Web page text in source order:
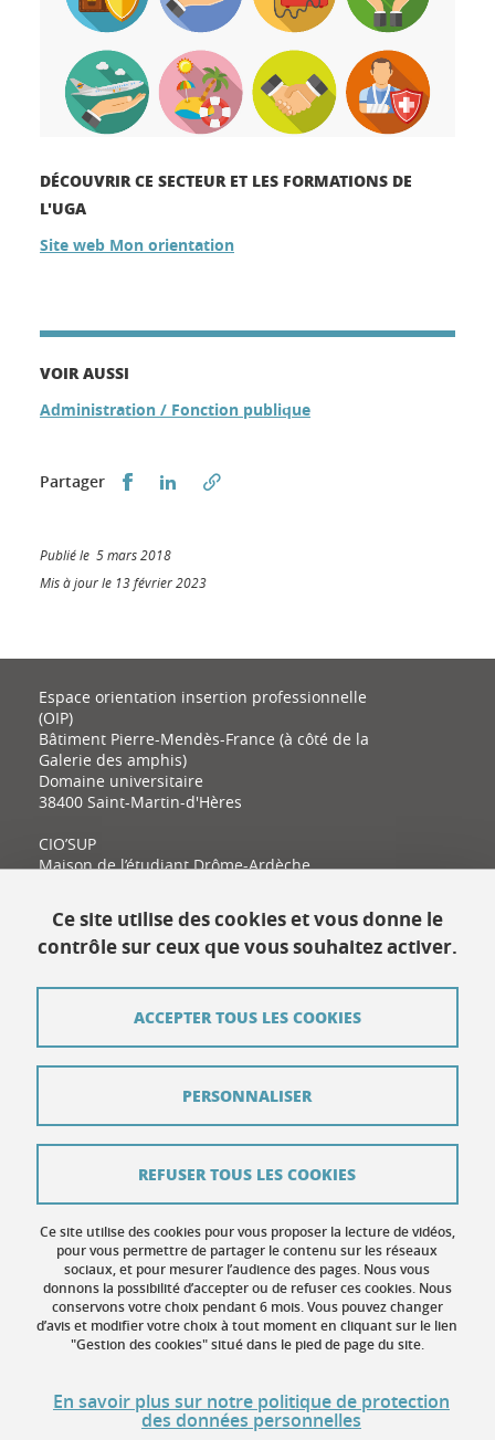
DÉCOUVRIR CE SECTEUR ET LES FORMATIONS DE
L'UGA
Site web Mon orientation
VOIR AUSSI
Administration / Fonction publique
Partager Partager sur Facebook
Partager sur LinkedIn
Publié le 5 mars 2018
Mis à jour le 13 février 2023
Espace orientation insertion professionnelle
(OIP)
Bâtiment Pierre-Mendès-France (à côté de la
Galerie des amphis)
Domaine universitaire
38400 Saint-Martin-d'Hères
CIO’SUP
Maison de l’étudiant Drôme-Ardèche
26000 Valence
Contact
Mentions légales
Contribuer
Gestion des cookies
Accessibilité : non conforme
Ce site utilise des cookies et vous donne le
contrôle sur ceux que vous souhaitez activer.
Ce site utilise des cookies pour vous proposer la lecture de vidéos,
pour vous permettre de partager le contenu sur les réseaux
sociaux, et pour mesurer l’audience des pages. Nous vous
donnons la possibilité d’accepter ou de refuser ces cookies. Nous
conservons votre choix pendant 6 mois. Vous pouvez changer
d’avis et modifier votre choix à tout moment en cliquant sur le lien
"Gestion des cookies" situé dans le pied de page du site.
En savoir plus sur notre politique de protection
des données personnelles
ACCEPTER TOUS LES COOKIES
REFUSER TOUS LES COOKIES
PERSONNALISER